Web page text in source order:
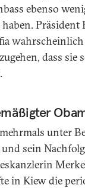
ebenso
Präsident
dass sie
unter
sein
in Kiew die